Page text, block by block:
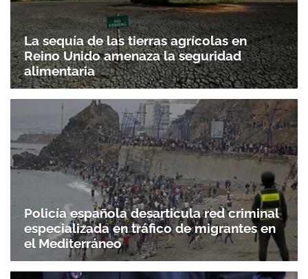
La sequía de las tierras agrícolas en
Reino Unido amenaza la seguridad
alimentaria
Policía española desarticula red criminal
especializada en tráfico de migrantes en
el Mediterráneo